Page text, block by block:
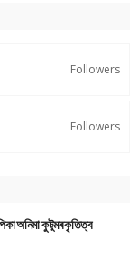
Followers
Followers
অনিমা কুটুমৰ কৃতিত্ব